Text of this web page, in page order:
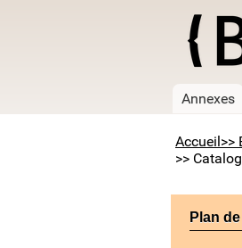
Annexes
Accueil >>
>>
Plan